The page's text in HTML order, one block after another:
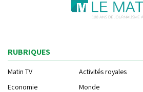
RUBRIQUES
Matin TV Activités royales
Economie
Monde